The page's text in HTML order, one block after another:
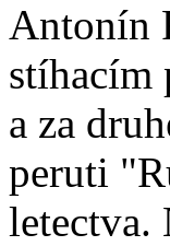
Antonín
stíhacím
a za
peruti
letectva.